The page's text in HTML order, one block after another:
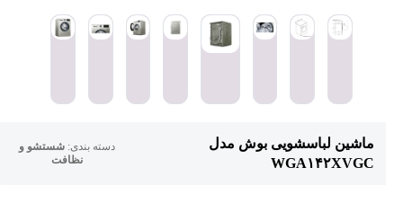
ماشین لباسشویی بوش مدل
WGA۱۴۲XVGC
دسته بندی:شستشو و
نظافت